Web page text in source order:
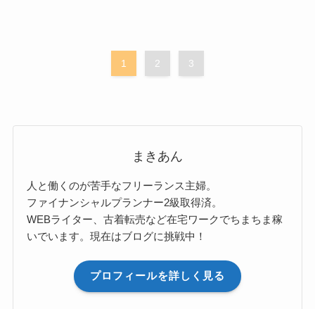
1 2 3
まきあん
人と働くのが苦手なフリーランス主婦。
ファイナンシャルプランナー2級取得済。
WEBライター、古着転売など在宅ワークでちまちま稼
いでいます。現在はブログに挑戦中！
プロフィールを詳しく見る